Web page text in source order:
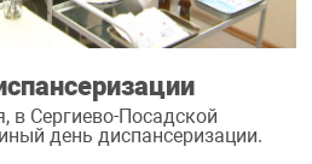
в Сергиево-Посадской
день диспансеризации.